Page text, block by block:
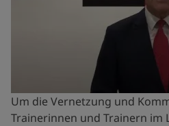
Um die Vernetzung und
Trainerinnen und Trainern im